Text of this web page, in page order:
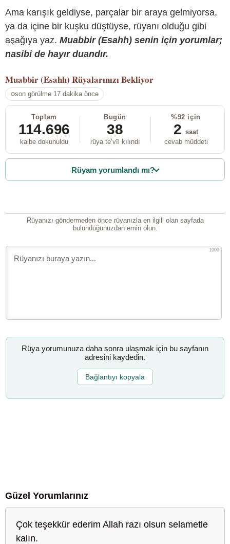
Ama karışık geldiyse, parçalar bir araya gelmiyorsa,
ya da içine bir kuşku düştüyse, rüyanı olduğu gibi
aşağıya yaz. Muabbir (Esahh) senin için yorumlar;
nasibi de hayır duandır.
Muabbir (Esahh) Rüyalarınızı Bekliyor
son görülme 17 dakika önce
Toplam
114.696
kalbe dokunuldu
Bugün
38
rüya te’vîl kılındı
%92 için
2 saat
cevab müddeti
Rüyam yorumlandı mı?
Rüyanızı göndermeden önce rüyanızla en ilgili olan sayfada
bulunduğunuzdan emin olun.
1000
Rüya yorumunuza daha sonra ulaşmak için bu sayfanın
adresini kaydedin.
Bağlantıyı kopyala
Güzel Yorumlarınız
Çok teşekkür ederim Allah razı olsun selametle
kalın.